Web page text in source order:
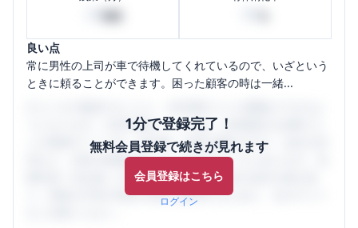
良い点
常に男性の上司が車で待機してくれているので、いざという
ときに頼ることができます。困った顧客の時は一緒...
1分で登録完了！
無料会員登録で続きが見れます
会員登録はこちら
ログイン
うになります。SHEHUB(シーハブ)は、女性限定の企業口コ
ミの投稿サイトです。給与面・女性の働きやすさ・会社の評
判など、女性の転職は気にすべき点がたくさんあります。先
輩社員（元社員）の口コミを通して、本当の会社の姿を知
り、将来の不安や現在の悩みを解消するために、ぜひサイト